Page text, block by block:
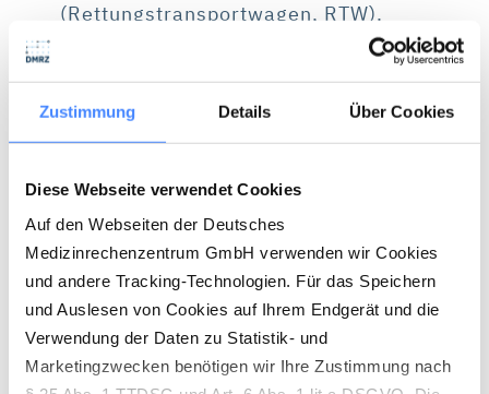
Zustimmung Details Über Cookies
Diese Webseite verwendet Cookies
Auf den Webseiten der Deutsches
Medizinrechenzentrum GmbH verwenden wir Cookies
und andere Tracking-Technologien. Für das Speichern
und Auslesen von Cookies auf Ihrem Endgerät und die
Verwendung der Daten zu Statistik- und
Marketingzwecken benötigen wir Ihre Zustimmung nach
(Rettungstransportwagen, RTW).
Egal, um welche Form der Krankenbeförderung es
sich handelt – Leistungserbringer können
sämtliche Fahrten/Transporte über DMRZ.de mit